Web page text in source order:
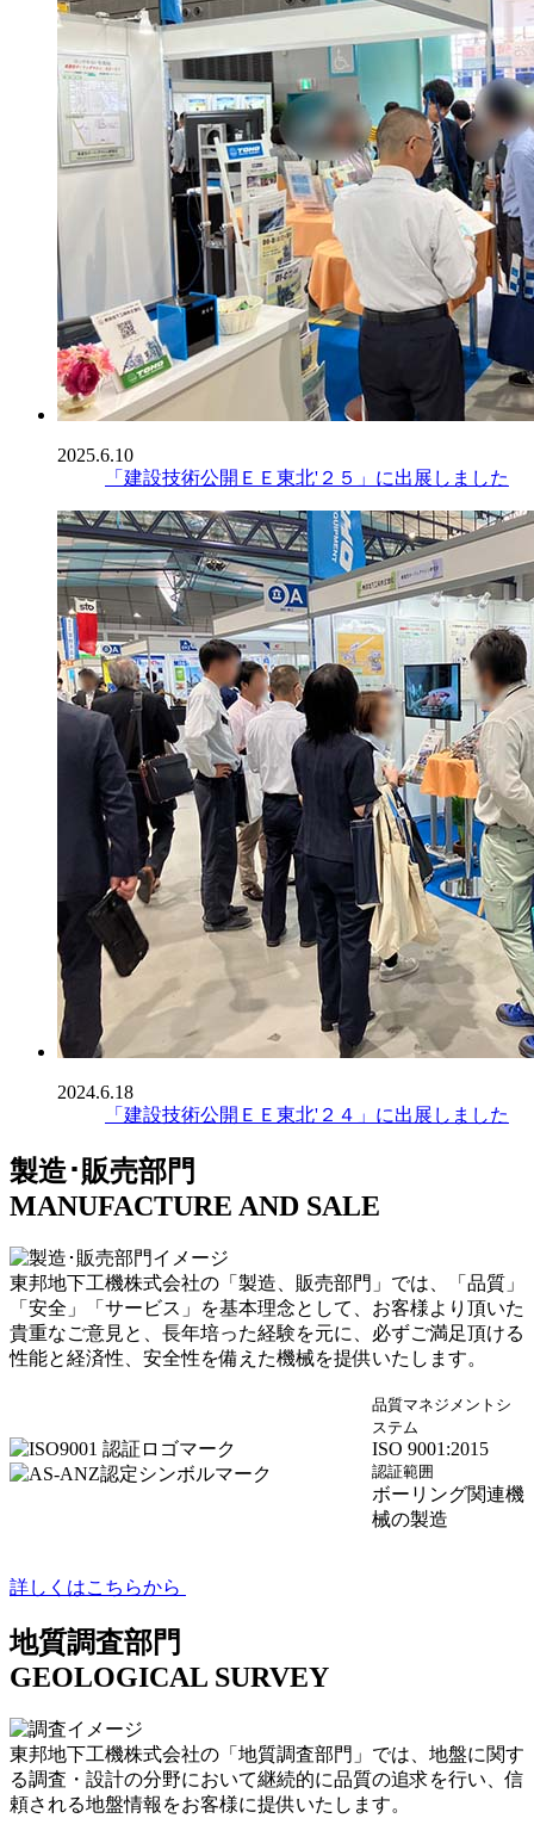
2025.6.10
「建設技術公開ＥＥ東北'２５」に出展しました
2024.6.18
「建設技術公開ＥＥ東北'２４」に出展しました
製造･販売部門
MANUFACTURE AND SALE
東邦地下工機株式会社の「製造、販売部門」では、「品質」
「安全」「サービス」を基本理念として、お客様より頂いた
貴重なご意見と、長年培った経験を元に、必ずご満足頂ける
性能と経済性、安全性を備えた機械を提供いたします。
品質マネジメントシ
ステム
ISO 9001:2015
認証範囲
ボーリング関連機
械の製造
詳しくはこちらから
地質調査部門
GEOLOGICAL SURVEY
東邦地下工機株式会社の「地質調査部門」では、地盤に関す
る調査・設計の分野において継続的に品質の追求を行い、信
頼される地盤情報をお客様に提供いたします。